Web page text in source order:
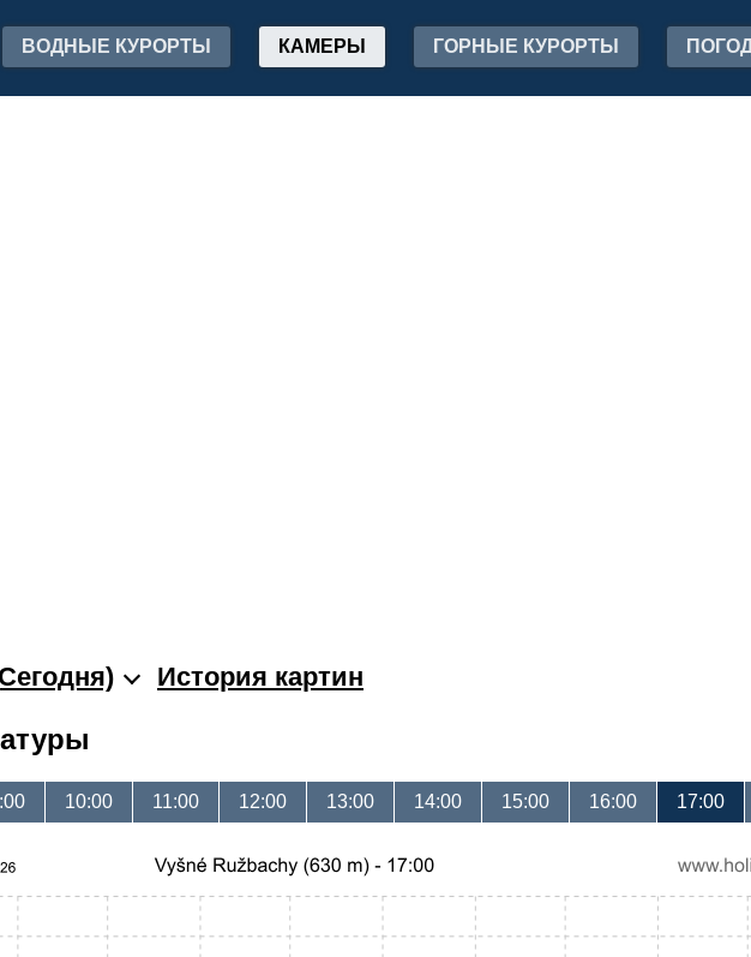
ВОДНЫЕ КУРОРТЫ КАМЕРЫ ГОРНЫЕ КУРОРТЫ
История картин
10:00 11:00 12:00 13:00 14:00 15:00 16:00 17:00